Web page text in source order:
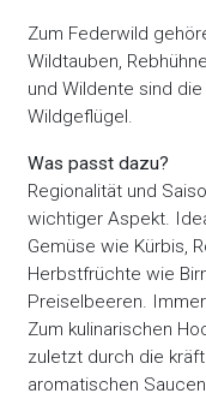
Zum Federwild
Wildtauben,
und Wildente sind
Wildgeflügel.
Was passt dazu?
Regionalität und
wichtiger Aspekt.
Gemüse wie Kürbis,
Herbstfrüchte wie
Preiselbeeren.
Zum kulinarischen
zuletzt durch die
aromatischen